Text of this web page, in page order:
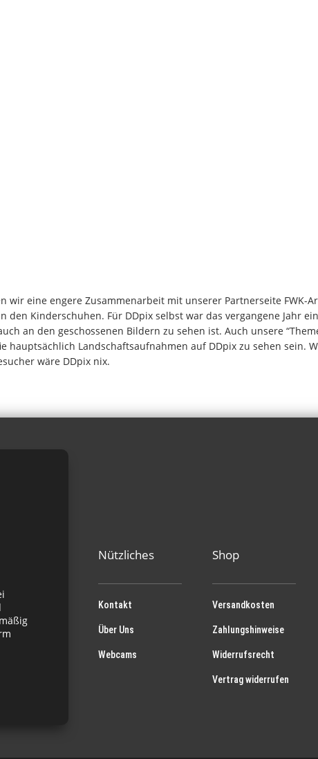
wir eine engere Zusammenarbeit mit unserer Partnerseite FWK-
Kinderschuhen. Für DDpix selbst war das vergangene Jahr
an den geschossenen Bildern zu sehen ist. Auch unsere
Landschaftsaufnahmen auf DDpix zu sehen sein.
wäre DDpix nix.
Nützliches
Kontakt
Über Uns
Webcams
Shop
Versandkosten
Zahlungshinweise
Widerrufsrecht
Vertrag widerrufen